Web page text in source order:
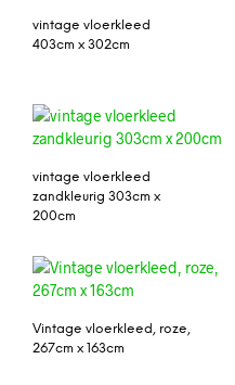
vintage vloerkleed
403cm x 302cm
vintage vloerkleed
zandkleurig 303cm x
200cm
Vintage vloerkleed, roze,
267cm x 163cm